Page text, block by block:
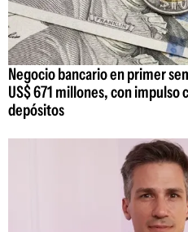
Negocio bancario en primer
US$ 671 millones, con impulso
depósitos